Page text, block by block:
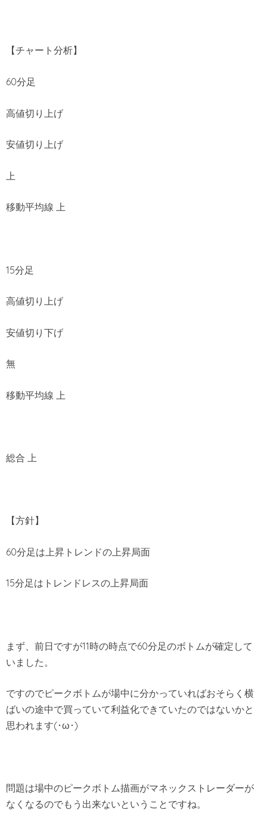
【チャート分析】
60分足
高値切り上げ
安値切り上げ
上
移動平均線 上
15分足
高値切り上げ
安値切り下げ
無
移動平均線 上
総合 上
【方針】
60分足は上昇トレンドの上昇局面
15分足はトレンドレスの上昇局面
まず、前日ですが11時の時点で60分足のボトムが確定して
いました。
ですのでピークボトムが場中に分かっていればおそらく横
ばいの途中で買っていて利益化できていたのではないかと
思われます(･ω･)
問題は場中のピークボトム描画がマネックストレーダーが
なくなるのでもう出来ないということですね。